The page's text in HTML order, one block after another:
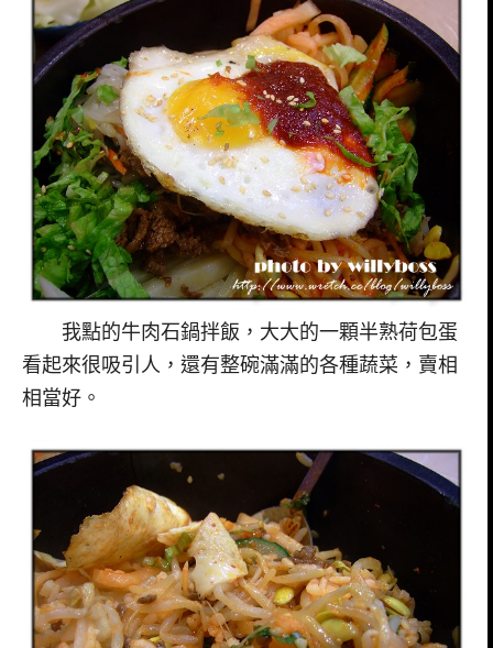
我點的牛肉石鍋拌飯，大大的一顆半熟荷包蛋
看起來很吸引人，還有整碗滿滿的各種蔬菜，賣相
相當好。